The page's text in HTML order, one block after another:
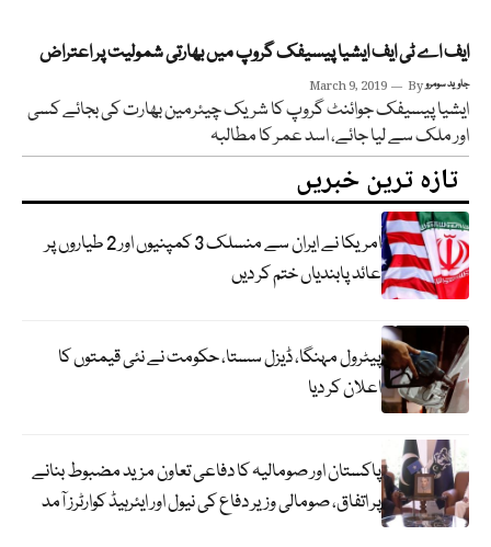
ایف اے ٹی ایف ایشیا پیسیفک گروپ میں بھارتی شمولیت پر اعتراض
March 9, 2019 Byجاوید سومرو
ایشیا پیسیفک جوائنٹ گروپ کا شریک چیئرمین بھارت کی بجائے کسی
اور ملک سے لیا جائے، اسد عمر کا مطالبہ
تازہ ترین خبریں
امریکا نے ایران سے منسلک 3 کمپنیوں اور 2 طیاروں پر
عائد پابندیاں ختم کر دیں
پیٹرول مہنگا، ڈیزل سستا، حکومت نے نئی قیمتوں کا
اعلان کر دیا
پاکستان اور صومالیہ کا دفاعی تعاون مزید مضبوط بنانے
پر اتفاق، صومالی وزیر دفاع کی نیول اور ایئرہیڈ کوارٹرز آمد